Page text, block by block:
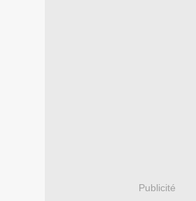
Publicité